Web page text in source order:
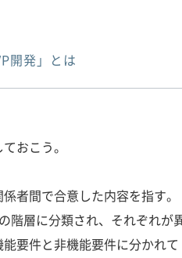
開発」とは
おこう。
者間で合意した内容を指す。
階層に分類され、それぞれが
要件と非機能要件に分かれて